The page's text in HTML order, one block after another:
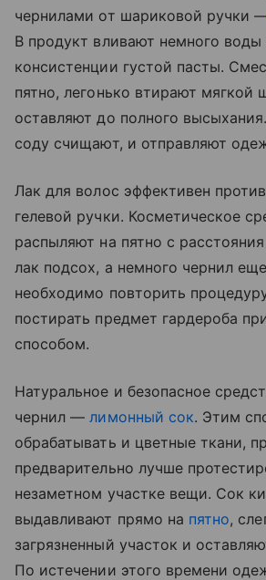
чернилами от шариковой ручки
В продукт вливают немного воды
консистенции густой пасты.
пятно, легонько втирают мягкой
оставляют до полного
соду счищают, и отправляют
Лак для волос эффективен
гелевой ручки. Косметическое
распыляют на пятно с
лак подсох, а немного чернил
необходимо повторить
постирать предмет гардероба
способом.
Натуральное и безопасное
чернил — лимонный сок. Этим
обрабатывать и цветные ткани,
предварительно лучше
незаметном участке вещи. Сок
выдавливают прямо на пятно,
загрязненный участок и
По истечении этого времени